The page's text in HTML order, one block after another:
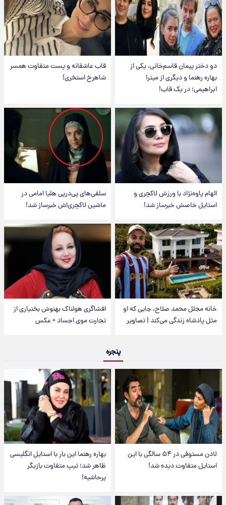
دو دختر پیمان قاسم‌خانی، یکی از
بهاره رهنما و دیگری از میترا
ابراهیمی؛ در یک قاب!
قاب عاشقانه و پست متفاوت همسر
شاهرخ استخری!
الهام پاوه‌نژاد با ورزش لاکچری و
استایل خاصش خبرساز شد!
سلفی‌های پی‌درپی هلیا امامی در
ماشین لاکچری‌اش خبرساز شد!
خانه مجلل محمد صلاح، جایی که او
مثل پادشاه زندگی می‌کند | تصاویر
افشاگری هولناک بهنوش بختیاری از
تجارت موی اجساد + عکس
پنجره
لادن مستوفی در ۵۴ سالگی با این
استایل متفاوت دیده شد!
بهاره رهنما این بار با استایل انگلیسی
ظاهر شد؛ تیپ متفاوت بازیگر
پرحاشیه!